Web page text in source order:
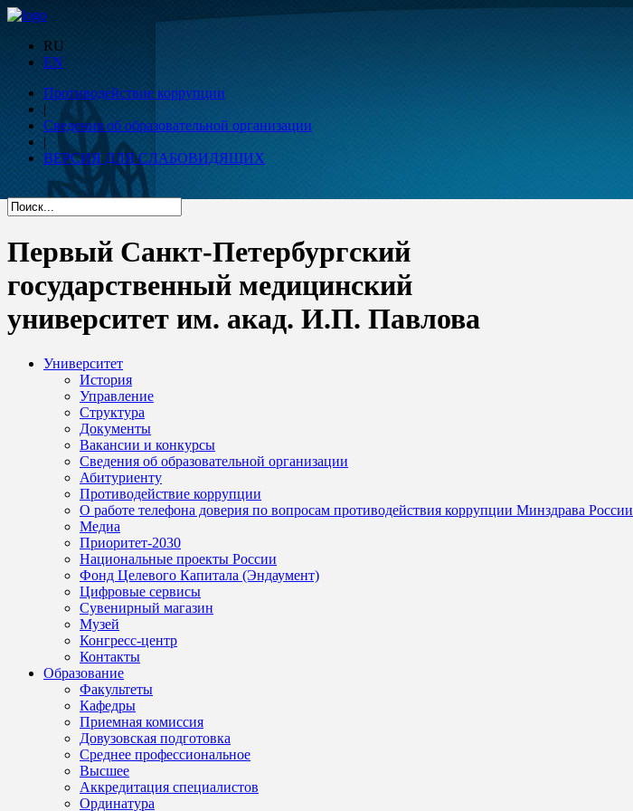
RU
EN
Противодействие коррупции
|
Сведения об образовательной организации
|
ВЕРСИЯ ДЛЯ СЛАБОВИДЯЩИХ
Первый Санкт-Петербургский
государственный медицинский
университет им. акад. И.П. Павлова
Университет
История
Управление
Структура
Документы
Вакансии и конкурсы
Сведения об образовательной организации
Абитуриенту
Противодействие коррупции
О работе телефона доверия по вопросам противодействия коррупции Минздрава России
Медиа
Приоритет-2030
Национальные проекты России
Фонд Целевого Капитала (Эндаумент)
Цифровые сервисы
Сувенирный магазин
Музей
Конгресс-центр
Контакты
Образование
Факультеты
Кафедры
Приемная комиссия
Довузовская подготовка
Среднее профессиональное
Высшее
Аккредитация специалистов
Ординатура